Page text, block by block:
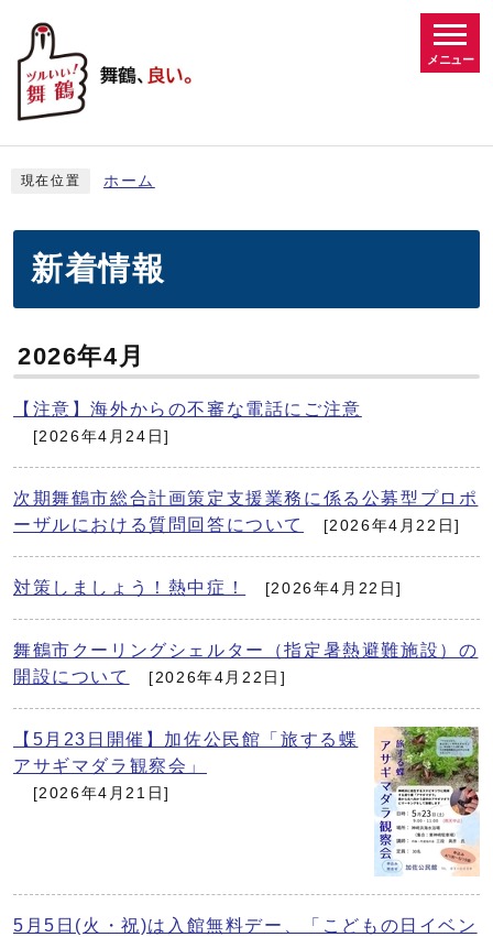
メニュー
現在位置 ホーム
新着情報
2026年4月
【注意】海外からの不審な電話にご注意
[2026年4月24日]
次期舞鶴市総合計画策定支援業務に係る公募型プロポ
ーザルにおける質問回答について
[2026年4月22日]
対策しましょう！熱中症！ [2026年4月22日]
舞鶴市クーリングシェルター（指定暑熱避難施設）の
開設について
[2026年4月22日]
【5月23日開催】加佐公民館「旅する蝶
アサギマダラ観察会」
[2026年4月21日]
5月5日(火・祝)は入館無料デー、「こどもの日イベン